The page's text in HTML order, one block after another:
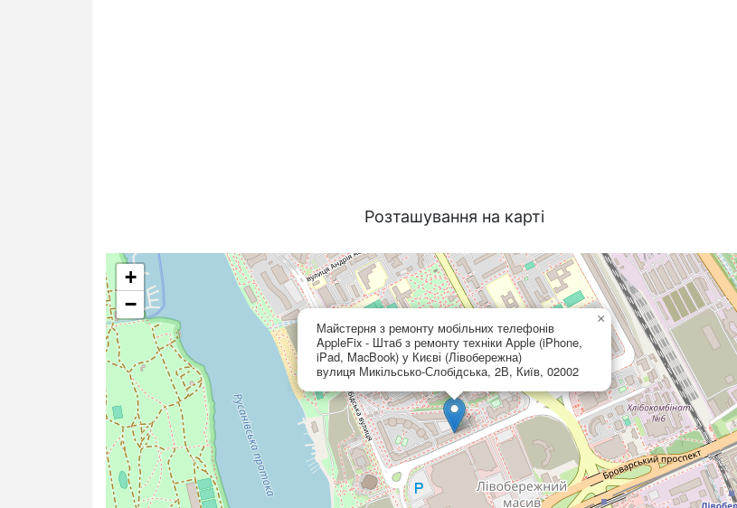
Розташування на карті
Майстерня з ремонту мобільних телефонів
AppleFix - Штаб з ремонту техніки Apple (iPhone,
iPad, MacBook) у Києві (Лівобережна)
вулиця Микільсько-Слобідська, 2В, Київ, 02002
×
+
−